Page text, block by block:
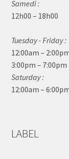
Samedi :
12h00 – 18h00
Tuesday - Friday :
12:00am –
3:00pm – 7:00pm
Saturday :
12:00am –
LABEL